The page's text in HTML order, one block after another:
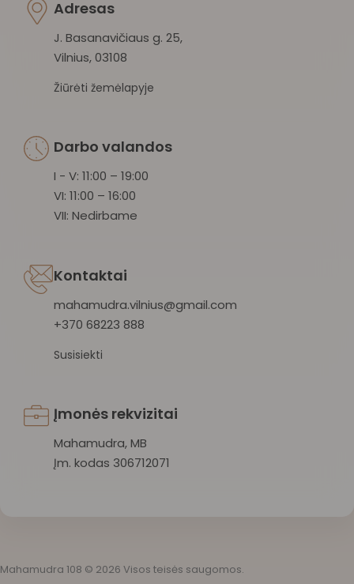
Adresas
J. Basanavičiaus g. 25,
Vilnius, 03108
Žiūrėti žemėlapyje
Darbo valandos
I - V: 11:00 – 19:00
VI: 11:00 – 16:00
VII: Nedirbame
Kontaktai
mahamudra.vilnius@gmail.com
+370 68223 888
Susisiekti
Įmonės rekvizitai
Mahamudra, MB
Įm. kodas 306712071
Mahamudra 108 © 2026 Visos teisės saugomos.